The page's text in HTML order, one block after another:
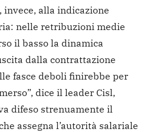
alla indicazione
nelle retribuzioni medie
il basso la dinamica
dalla contrattazione
fasce deboli finirebbe per
dice il leader Cisl,
difeso strenuamente il
assegna l’autorità salariale